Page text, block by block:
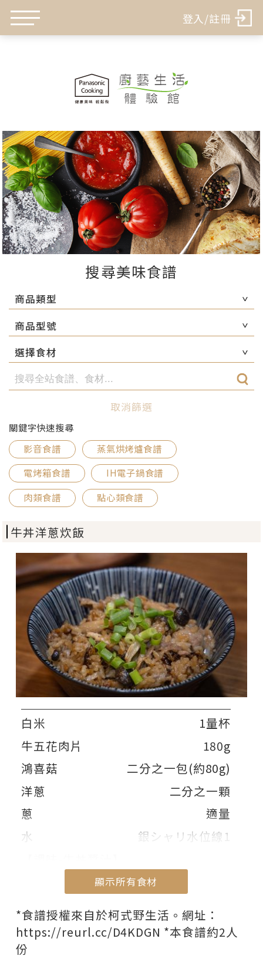
登入/註冊
搜尋美味食譜
商品類型
商品型號
選擇食材
取消篩選
關鍵字快速搜尋
影音食譜
蒸氣烘烤爐食譜
電烤箱食譜
IH電子鍋食譜
肉類食譜
點心類食譜
牛丼洋蔥炊飯
白米
1量杯
牛五花肉片
180g
鴻喜菇
二分之一包(約80g)
洋蔥
二分之一顆
蔥
適量
水
銀シャリ水位線1
米酒
1大匙
砂糖
顯示所有食材
顯示部份食材
*食譜授權來自於柯式野生活。網址：
https://reurl.cc/D4KDGN *本食譜約2人
份